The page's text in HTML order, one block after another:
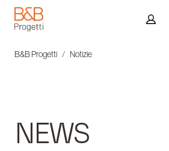
B&B Progetti
B&B Progetti Notizie
NEWS